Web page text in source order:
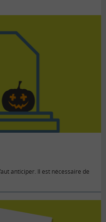
anticiper. Il est nécessaire de